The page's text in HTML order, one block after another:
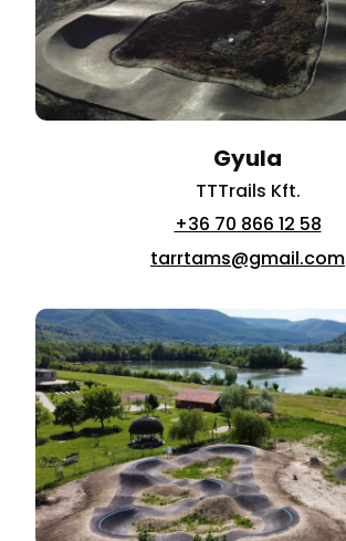
Gyula
TTTrails Kft.
+36 70 866 12 58
tarrtams@gmail.com